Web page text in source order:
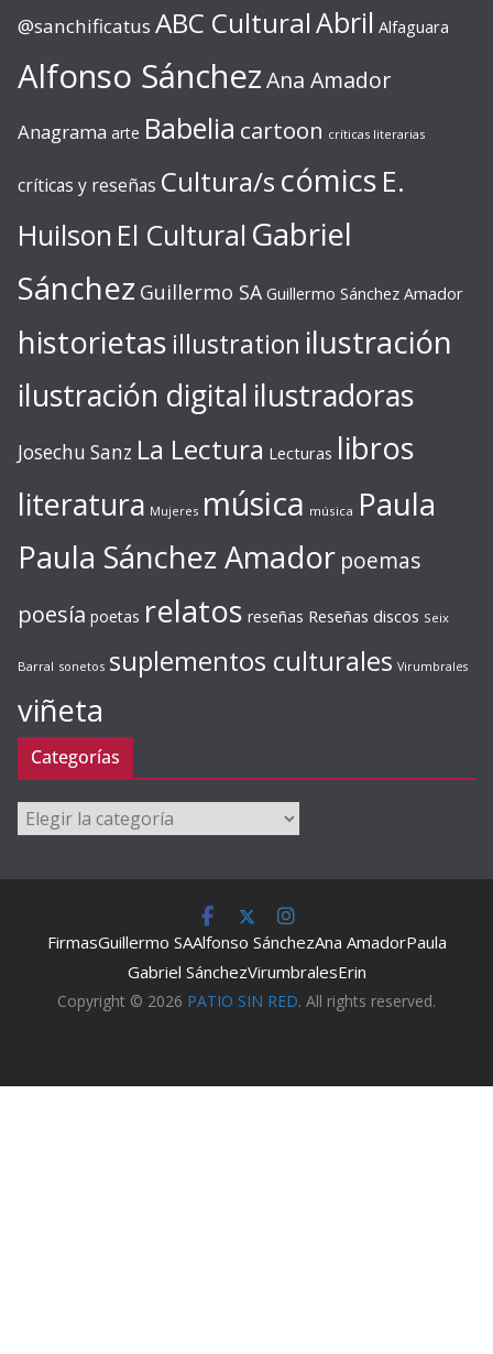
@sanchificatus ABC CulturalAbril Alfaguara
Alfonso SánchezAna Amador
Anagrama arte Babelia cartoon críticas literarias
críticas y reseñas Cultura/s cómics E.
Huilson El Cultural Gabriel
Sánchez Guillermo SA Guillermo Sánchez Amador
historietas illustration ilustración
ilustración digital ilustradoras
Josechu Sanz La Lectura Lecturas libros
literatura Mujeres música música Paula
Paula Sánchez Amador poemas
poesía poetas relatos reseñas Reseñas discos Seix
Barral sonetos suplementos culturales Virumbrales
viñeta
Categorías
Categorías
FirmasGuillermo SAAlfonso SánchezAna AmadorPaula
Gabriel SánchezVirumbralesErin
Copyright © 2026 PATIO SIN RED. All rights reserved.